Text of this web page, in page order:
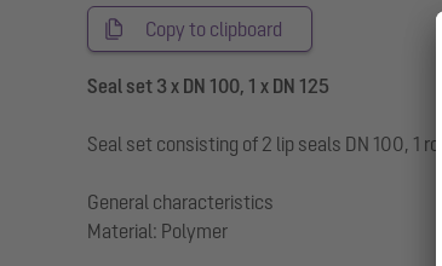
Copy to clipboard
Seal set 3 x DN 100, 1 x DN 125
Seal set consisting of 2 lip seals DN 100, 1
General characteristics
Material: Polymer